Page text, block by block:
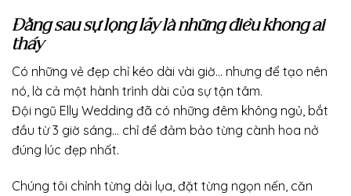
Đằng sau sự lộng lẫy là những điều không ai
thấy
Có những vẻ đẹp chỉ kéo dài vài giờ… nhưng để tạo nên
nó, là cả một hành trình dài của sự tận tâm.
Đội ngũ Elly Wedding đã có những đêm không ngủ, bắt
đầu từ 3 giờ sáng… chỉ để đảm bảo từng cành hoa nở
đúng lúc đẹp nhất.
Chúng tôi chỉnh từng dải lụa, đặt từng ngọn nến, căn